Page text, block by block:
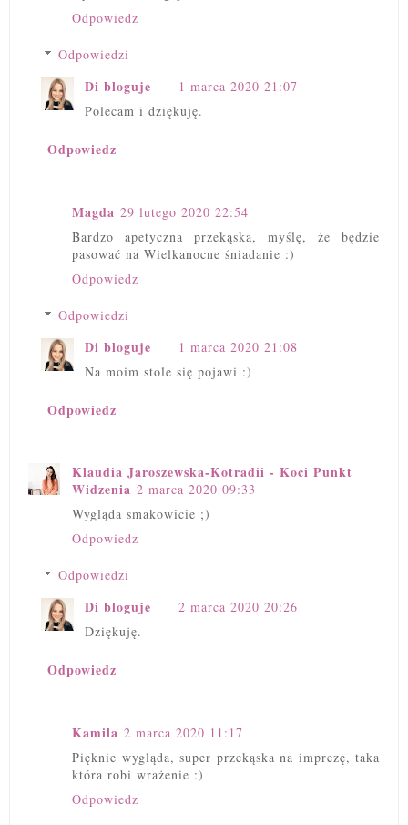
Odpowiedz
Odpowiedzi
Di bloguje
1 marca 2020 21:07
Polecam i dziękuję.
Odpowiedz
Magda 29 lutego 2020 22:54
Bardzo apetyczna przekąska, myślę, że będzie
pasować na Wielkanocne śniadanie :)
Odpowiedz
Odpowiedzi
Di bloguje
1 marca 2020 21:08
Na moim stole się pojawi :)
Odpowiedz
Klaudia Jaroszewska-Kotradii - Koci Punkt
Widzenia 2 marca 2020 09:33
Wygląda smakowicie ;)
Odpowiedz
Odpowiedzi
Di bloguje
2 marca 2020 20:26
Dziękuję.
Odpowiedz
Kamila 2 marca 2020 11:17
Pięknie wygląda, super przekąska na imprezę, taka
która robi wrażenie :)
Odpowiedz